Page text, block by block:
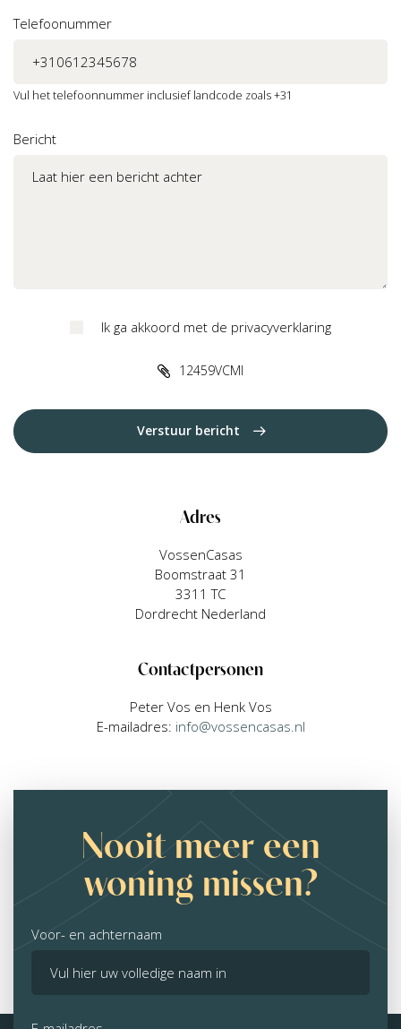
Telefoonummer
Vul het telefoonnummer inclusief landcode zoals +31
Bericht
Ik ga akkoord met de privacyverklaring
12459VCMI
Verstuur bericht
Adres
VossenCasas
Boomstraat 31
3311 TC
Dordrecht Nederland
Contactpersonen
Peter Vos en Henk Vos
E-mailadres: info@vossencasas.nl
Nooit meer een
woning missen?
Voor- en achternaam